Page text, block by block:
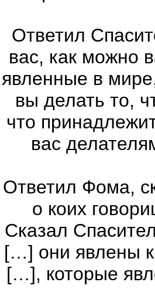
Ответил
вас, как можно
явленные в
вы делать то,
что
вас
Ответил Фома,
о коих
Сказал
[…] они явлены
[…], которые